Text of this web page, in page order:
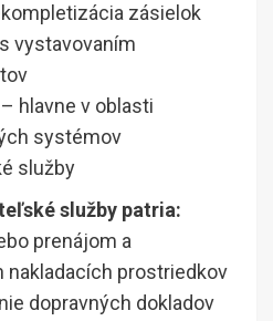
zásielok
vystavovaním
hlavne v oblasti
systémov
služby
služby patria:
prenájom a
nakladacích prostriedkov
dopravných dokladov